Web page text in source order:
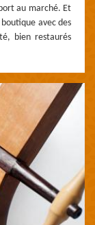
au marché. Et
avec des
bien restaurés